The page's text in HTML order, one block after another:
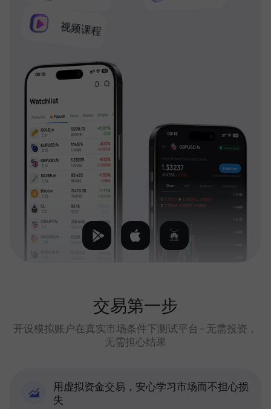
视频课程
交易第一步
开设模拟账户在真实市场条件下测试平台—无需投资，
无需担心结果
用虚拟资金交易，安心学习市场而不担心损
失